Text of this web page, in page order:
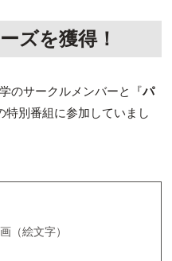
ズを獲得！
のサークルメンバーと『パ
特別番組に参加していまし
（絵文字）